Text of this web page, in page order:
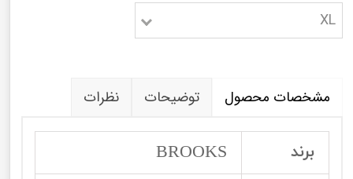
XL
مشخصات محصول توضیحات نظرات
برند BROOKS